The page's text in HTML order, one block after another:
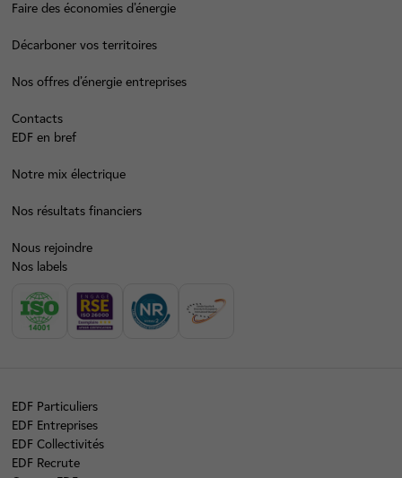
Faire des économies d’énergie
Décarboner vos territoires
Nos offres d’énergie entreprises
Contacts
EDF en bref
Notre mix électrique
Nos résultats financiers
Nous rejoindre
Nos labels
EDF Particuliers
EDF Entreprises
EDF Collectivités
EDF Recrute